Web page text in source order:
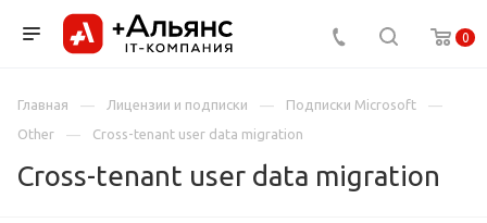
0
Главная Лицензии и подписки
Подписки Microsoft
Other
Cross-tenant user data migration
Cross-tenant user data migration